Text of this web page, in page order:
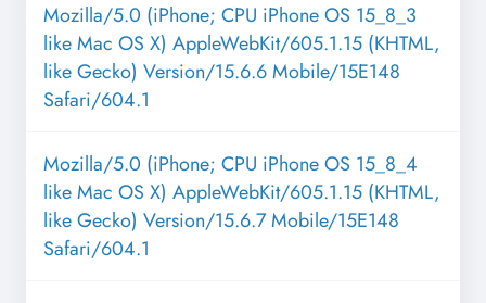
Mozilla/5.0 (iPhone; CPU iPhone OS 15_8_3
like Mac OS X) AppleWebKit/605.1.15 (KHTML,
like Gecko) Version/15.6.6 Mobile/15E148
Safari/604.1
Mozilla/5.0 (iPhone; CPU iPhone OS 15_8_4
like Mac OS X) AppleWebKit/605.1.15 (KHTML,
like Gecko) Version/15.6.7 Mobile/15E148
Safari/604.1